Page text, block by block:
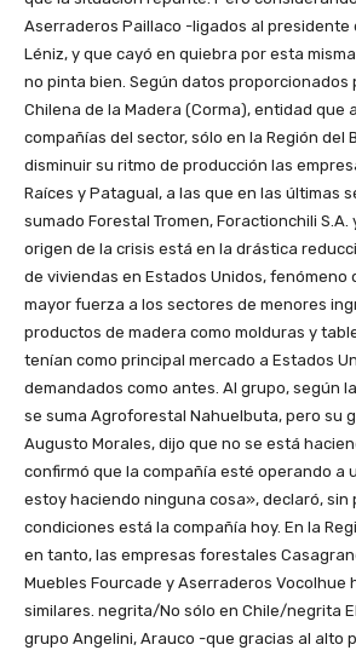
Aserraderos Paillaco -ligados al presidente
Léniz, y que cayó en quiebra por esta
no pinta bien. Según datos proporcionados
Chilena de la Madera (Corma), entidad que
compañías del sector, sólo en la Región del
disminuir su ritmo de producción las
Raíces y Patagual, a las que en las últimas
sumado Forestal Tromen, Foractionchili S.A.
origen de la crisis está en la drástica
de viviendas en Estados Unidos, fenómeno
mayor fuerza a los sectores de menores
productos de madera como molduras y
tenían como principal mercado a Estados
demandados como antes. Al grupo, según
se suma Agroforestal Nahuelbuta, pero su
Augusto Morales, dijo que no se está
confirmó que la compañía esté operando a
estoy haciendo ninguna cosa», declaró, sin
condiciones está la compañía hoy. En la
en tanto, las empresas forestales
Muebles Fourcade y Aserraderos Vocolhue
similares. negrita/No sólo en Chile/negrita
grupo Angelini, Arauco -que gracias al alto